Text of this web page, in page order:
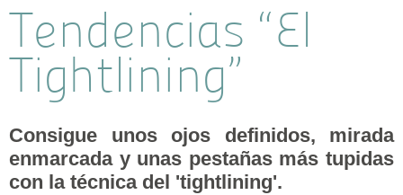
Tendencias “El
Tightlining”
Consigue unos ojos definidos, mirada
enmarcada y unas pestañas más tupidas
con la técnica del 'tightlining'.